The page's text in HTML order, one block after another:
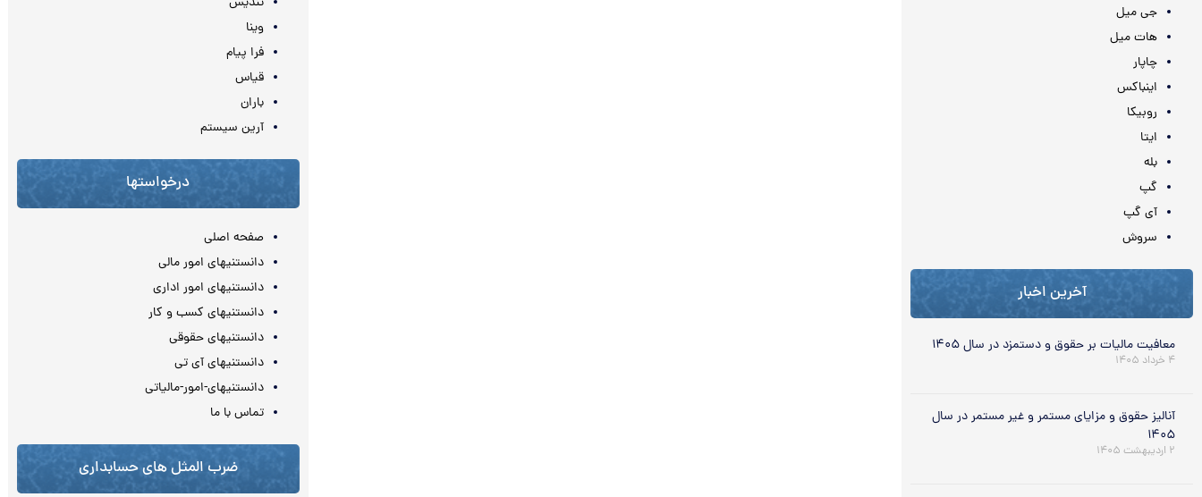
جی میل
هات میل
چاپار
اینباکس
روبیکا
ایتا
بله
گپ
آی گپ
سروش
آخرین اخبار
معافیت مالیات بر حقوق و دستمزد در سال ۱۴۰۵
۴ خرداد ۱۴۰۵
آنالیز حقوق و مزایای مستمر و غیر مستمر در سال
۱۴۰۵
۲ اردیبهشت ۱۴۰۵
وینا
فرا پیام
قیاس
باران
آرین سیستم
درخواستها
صفحه اصلی
دانستنیهای امور مالی
دانستنیهای امور اداری
دانستنیهای کسب و کار
دانستنیهای حقوقی
دانستنیهای آی تی
دانستنیهای-امور-مالیاتی
تماس با ما
ضرب المثل های حسابداری